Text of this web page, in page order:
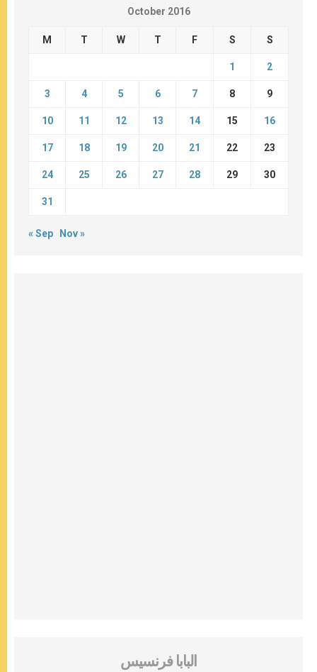
October 2016
M T W T F S S
1 2
3 4 5 6 7 8 9
10 11 12 13 14 15 16
17 18 19 20 21 22 23
24 25 26 27 28 29 30
31
« Sep Nov »
البابا فرنسيس